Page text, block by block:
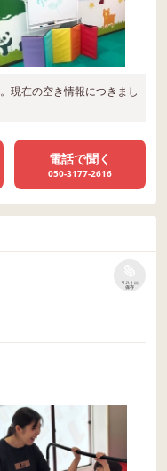
現在の空き情報につきまし
電話で聞く
050-3177-2616
リストに
保存